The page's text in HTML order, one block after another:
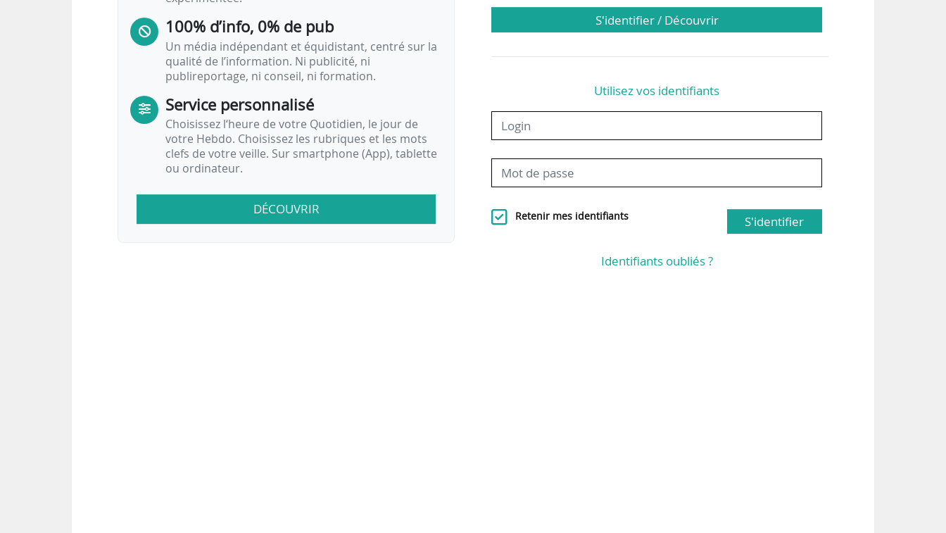
100% d’info, 0% de pub
Un média indépendant et équidistant, centré sur la
qualité de l’information. Ni publicité, ni
publireportage, ni conseil, ni formation.
Service personnalisé
Choisissez l‘heure de votre Quotidien, le jour de
votre Hebdo. Choisissez les rubriques et les mots
clefs de votre veille. Sur smartphone (App), tablette
ou ordinateur.
DÉCOUVRIR
S'identifier / Découvrir
Utilisez vos identifiants
Retenir mes identifiants S'identifier
Identifiants oubliés ?